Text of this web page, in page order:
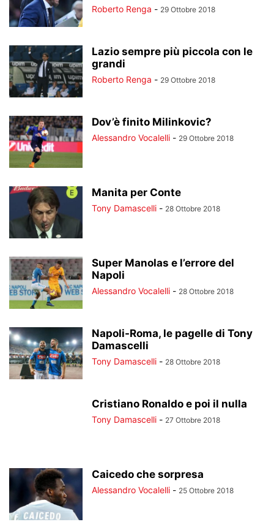
Roberto Renga - 29 Ottobre 2018
Lazio sempre più piccola con le
grandi
Roberto Renga - 29 Ottobre 2018
Dov’è finito Milinkovic?
Alessandro Vocalelli - 29 Ottobre 2018
Manita per Conte
Tony Damascelli - 28 Ottobre 2018
Super Manolas e l’errore del
Napoli
Alessandro Vocalelli - 28 Ottobre 2018
Napoli-Roma, le pagelle di Tony
Damascelli
Tony Damascelli - 28 Ottobre 2018
Cristiano Ronaldo e poi il nulla
Tony Damascelli - 27 Ottobre 2018
Caicedo che sorpresa
Alessandro Vocalelli - 25 Ottobre 2018